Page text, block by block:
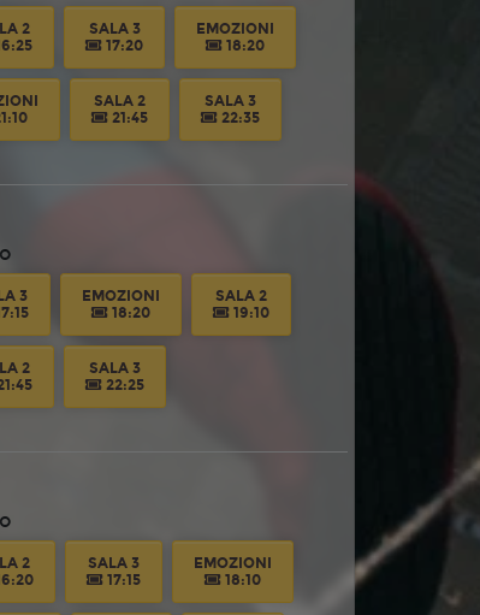
2
SALA 3
17:20
EMOZIONI
18:20
SALA 2
21:45
SALA 3
22:35
3
EMOZIONI
18:20
SALA 2
19:10
2
SALA 3
22:25
2
SALA 3
17:15
EMOZIONI
18:10